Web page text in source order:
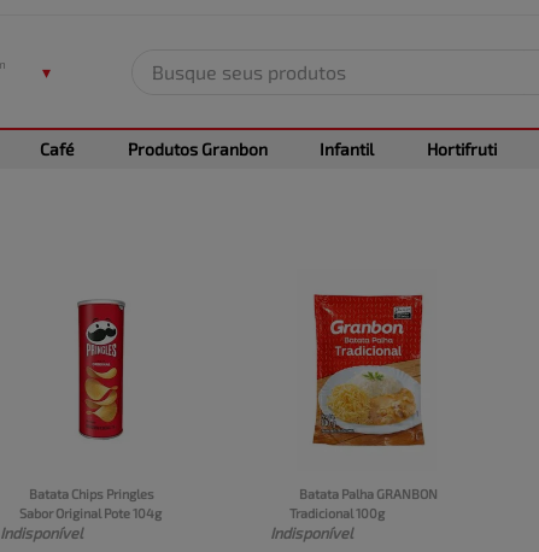
1
leite
fralda
Café Produtos Granbon Infantil Hortifruti
Batata Chips Pringles
Sabor Original Pote 104g
Indisponível
Batata Palha GRANBON
Tradicional 100g
Indisponível